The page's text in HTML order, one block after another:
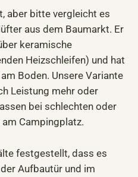
aber bitte vergleicht es
aus dem Baumarkt. Er
keramische
Heizschleifen) und hat
Boden. Unsere Variante
Leistung mehr oder
bei schlechten oder
Campingplatz.
festgestellt, dass es
Aufbautür und im